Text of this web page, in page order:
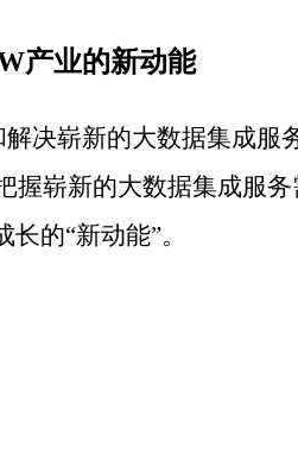
产业的新动能
决崭新的大数据集成服
握崭新的大数据集成服务
的“新动能”。